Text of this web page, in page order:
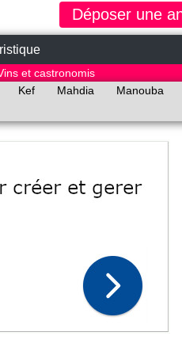
Déposer une
et castronomis
Kef Mahdia Manouba